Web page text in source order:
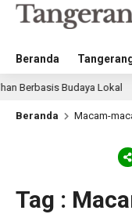
Beranda
Budaya Lokal
Beranda Macam-
Tag :